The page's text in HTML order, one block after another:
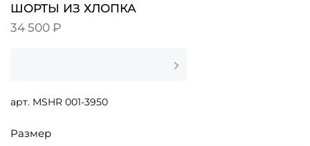
ШОРТЫ ИЗ ХЛОПКА
Размер
34 500 ₽
арт. MSHR 001-3950